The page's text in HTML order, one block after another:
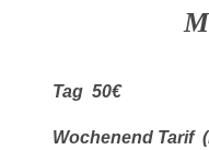
Tag 50€
Wochenend Tarif